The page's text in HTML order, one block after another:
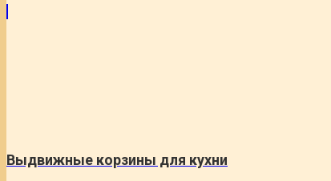
Выдвижные корзины для кухни